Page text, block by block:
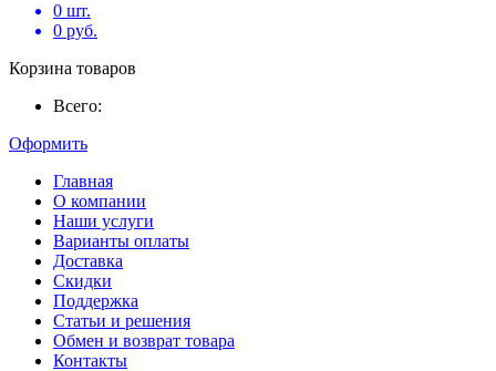
0 шт.
0 руб.
Корзина товаров
Всего:
Оформить
Главная
О компании
Наши услуги
Варианты оплаты
Доставка
Скидки
Поддержка
Статьи и решения
Обмен и возврат товара
Контакты